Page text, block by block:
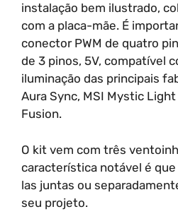
instalação bem ilustrado,
com a placa-mãe. É
conector PWM de quatro
de 3 pinos, 5V, compatível
iluminação das principais
Aura Sync, MSI Mystic
Fusion.
O kit vem com três
característica notável é
las juntas ou
seu projeto.